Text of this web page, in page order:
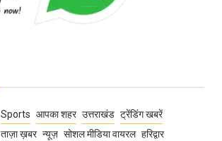
Sports आपका शहर उत्तराखंड ट्रेंडिंग खबरें
ताज़ा ख़बर न्यूज़ सोशल मीडिया वायरल हरिद्वार